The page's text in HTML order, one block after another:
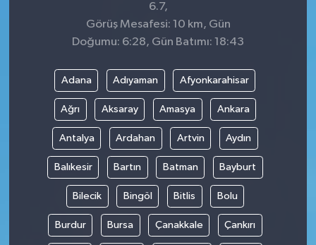
6.7,
Görüş Mesafesi: 10 km, Gün
Doğumu: 6:28, Gün Batımı: 18:43
Adana Adıyaman Afyonkarahisar
Ağrı Aksaray Amasya Ankara
Antalya Ardahan Artvin Aydın
Balıkesir Bartın Batman Bayburt
Bilecik Bingöl Bitlis Bolu
Burdur Bursa Çanakkale Çankırı